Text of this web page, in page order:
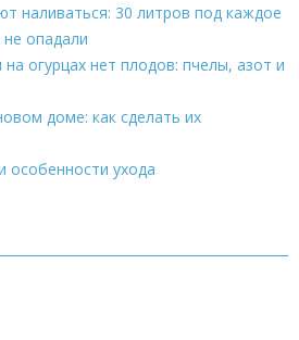
наливаться: 30 литров под каждое
опадали
огурцах нет плодов: пчелы, азот и
доме: как сделать их
особенности ухода